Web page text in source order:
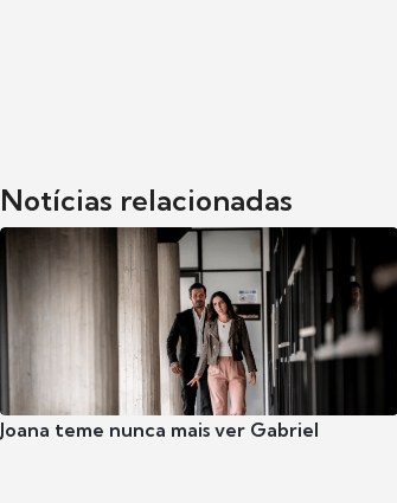
Notícias relacionadas
Joana teme nunca mais ver Gabriel